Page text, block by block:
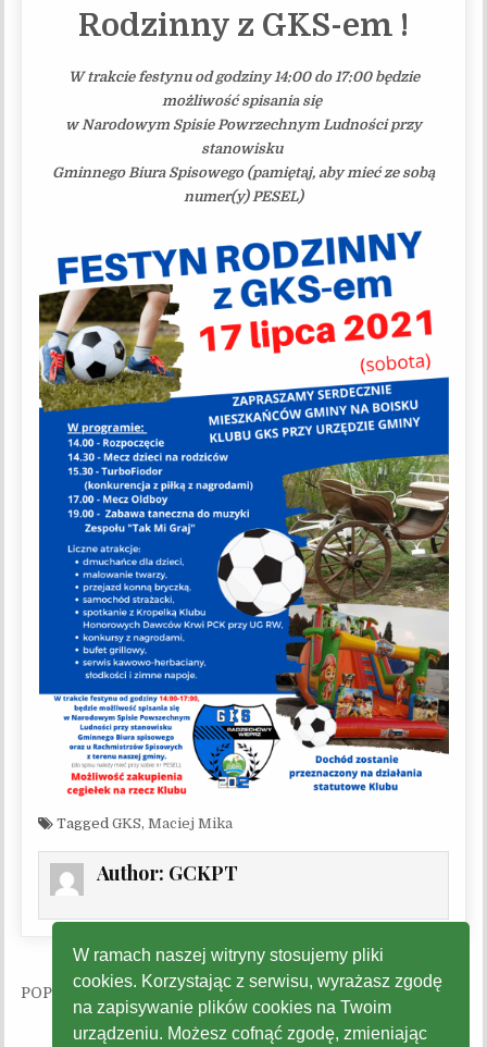
Rodzinny z GKS-em !
W trakcie festynu od godziny 14:00 do 17:00 będzie
możliwość spisania się
w Narodowym Spisie Powrzechnym Ludności przy
stanowisku
Gminnego Biura Spisowego (pamiętaj, aby mieć ze sobą
numer(y) PESEL)
TaggedGKS,Maciej Mika
Author: GCKPT
Nawigacja wpisu
W ramach naszej witryny stosujemy pliki
cookies. Korzystając z serwisu, wyrażasz zgodę
na zapisywanie plików cookies na Twoim
urządzeniu. Możesz cofnąć zgodę, zmieniając